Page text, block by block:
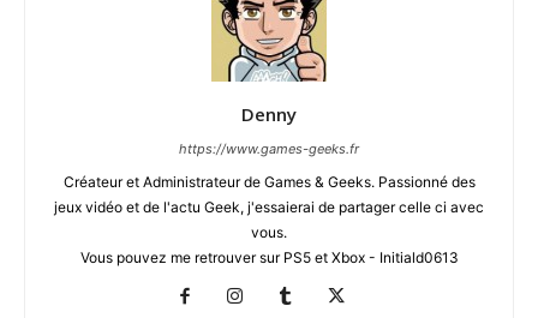
Denny
https://www.games-geeks.fr
Créateur et Administrateur de Games & Geeks. Passionné des
jeux vidéo et de l'actu Geek, j'essaierai de partager celle ci avec
vous.
Vous pouvez me retrouver sur PS5 et Xbox - Initiald0613